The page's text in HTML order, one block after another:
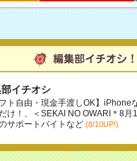
イチオシ
フト自由・現金手渡しOK】iPhone
け！、＜SEKAI NO OWARI＊8月
サポートバイトなど (8/10UP!)